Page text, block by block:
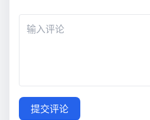
提交评论